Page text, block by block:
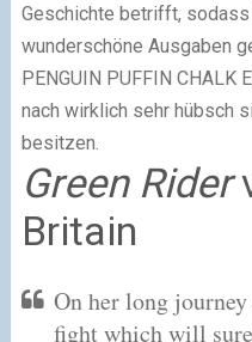
Geschichte betrifft,
wunderschöne Ausgaben
PENGUIN PUFFIN CHALK
nach wirklich sehr hübsch
besitzen.
Green Rider
Britain
On her long
fight which will